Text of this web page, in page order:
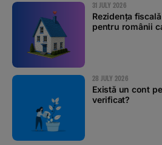
31 JULY 2026
Rezidența
pentru românii
28 JULY 2026
Există un cont
verificat?